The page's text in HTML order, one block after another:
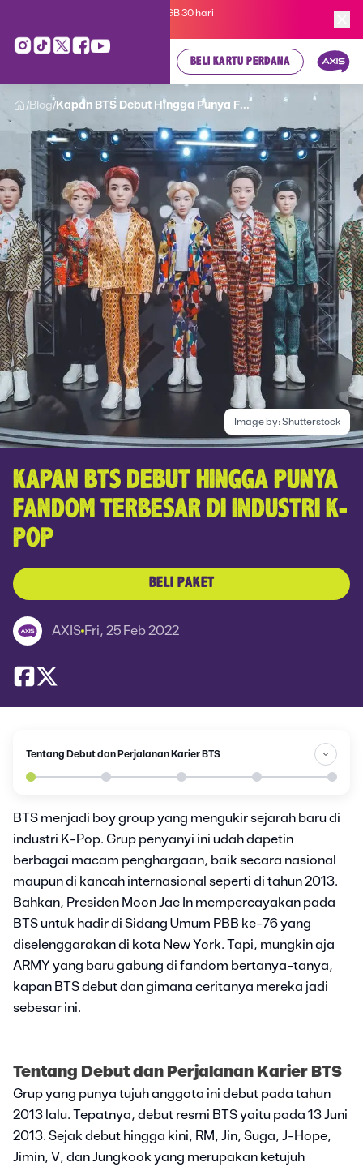
Kartu Perdana AXIS Suka-Suka 3GB 30 hari
BELI KARTU PERDANA
/Blog/ Kapan BTS Debut Hingga Punya F...
Image by:Shutterstock
KAPAN BTS DEBUT HINGGA PUNYA
FANDOM TERBESAR DI INDUSTRI K-
POP
BELI PAKET
AXIS Fri, 25 Feb 2022
Tentang Debut dan Perjalanan Karier BTS
BTS menjadi boy group yang mengukir sejarah baru di
industri K-Pop. Grup penyanyi ini udah dapetin
berbagai macam penghargaan, baik secara nasional
maupun di kancah internasional seperti di tahun 2013.
Bahkan, Presiden Moon Jae In mempercayakan pada
BTS untuk hadir di Sidang Umum PBB ke-76 yang
diselenggarakan di kota New York. Tapi, mungkin aja
ARMY yang baru gabung di fandom bertanya-tanya,
kapan BTS debut dan gimana ceritanya mereka jadi
sebesar ini.
Tentang Debut dan Perjalanan Karier BTS
Grup yang punya tujuh anggota ini debut pada tahun
2013 lalu. Tepatnya, debut resmi BTS yaitu pada 13 Juni
2013. Sejak debut hingga kini, RM, Jin, Suga, J-Hope,
Jimin, V, dan Jungkook yang merupakan ketujuh